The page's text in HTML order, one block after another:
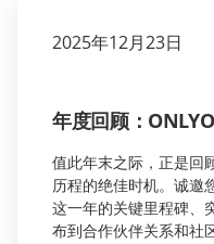
2025年12月23日
年度回顾：
值此年末之际，正是回
历程的绝佳时机。诚邀
这一年的关键里程碑、
布到合作伙伴关系和社